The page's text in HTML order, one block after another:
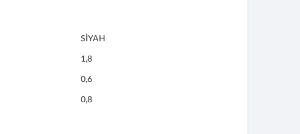
SİYAH
1,8
0,6
0,8